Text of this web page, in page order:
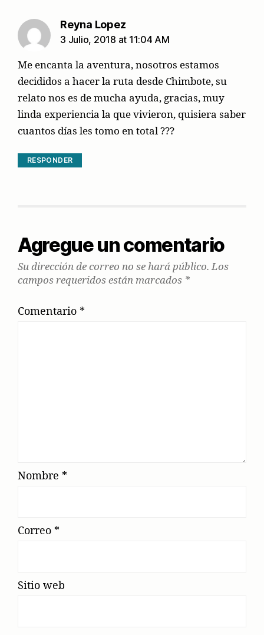
Reyna Lopezsays:
3 Julio, 2018 at 11:04 AM
Me encanta la aventura, nosotros estamos
decididos a hacer la ruta desde Chimbote, su
relato nos es de mucha ayuda, gracias, muy
linda experiencia la que vivieron, quisiera saber
cuantos días les tomo en total ???
RESPONDER
Agregue un comentario
Su dirección de correo no se hará público. Los
campos requeridos están marcados *
Comentario *
Nombre *
Correo *
Sitio web